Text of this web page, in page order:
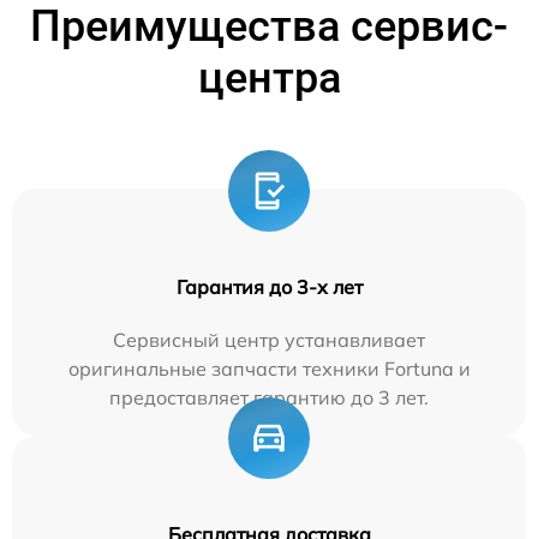
Преимущества сервис-
центра
Гарантия до 3-х лет
Сервисный центр устанавливает
оригинальные запчасти техники Fortuna и
предоставляет гарантию до 3 лет.